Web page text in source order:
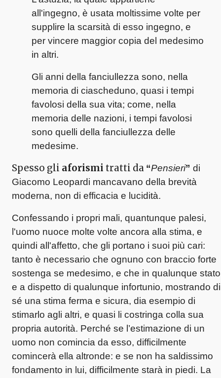
all'ingegno, è usata moltissime volte per
supplire la scarsità di esso ingegno, e
per vincere maggior copia del medesimo
in altri.
Gli anni della fanciullezza sono, nella
memoria di ciascheduno, quasi i tempi
favolosi della sua vita; come, nella
memoria delle nazioni, i tempi favolosi
sono quelli della fanciullezza delle
medesime.
Spesso gli aforismi tratti da “Pensieri” di
Giacomo Leopardi mancavano della brevità
moderna, non di efficacia e lucidità.
Confessando i propri mali, quantunque palesi,
l'uomo nuoce molte volte ancora alla stima, e
quindi all'affetto, che gli portano i suoi più cari:
tanto è necessario che ognuno con braccio forte
sostenga se medesimo, e che in qualunque
e a dispetto di qualunque infortunio, mostrando di
sé una stima ferma e sicura, dia esempio di
stimarlo agli altri, e quasi li costringa colla sua
propria autorità. Perché se l’estimazione di un
uomo non comincia da esso, difficilmente
comincerà ella altronde: e se non ha saldissimo
fondamento in lui, difficilmente starà in piedi. La